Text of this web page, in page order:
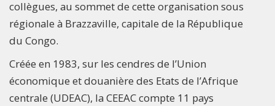
collègues, au sommet de cette organisation sous
régionale à Brazzaville, capitale de la République
du Congo.
Créée en 1983, sur les cendres de l’Union
économique et douanière des Etats de l’Afrique
centrale (UDEAC), la CEEAC compte 11 pays